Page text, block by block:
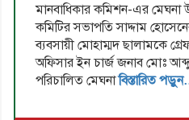
মানবাধিকার কমিশন-এর মেঘনা
কমিটির সভাপতি সাদ্দাম
ব্যবসায়ী মোহাম্মদ ছালামকে
অফিসার ইন চার্জ জনাব মোঃ
পরিচালিত মেঘনাবিস্তারিত